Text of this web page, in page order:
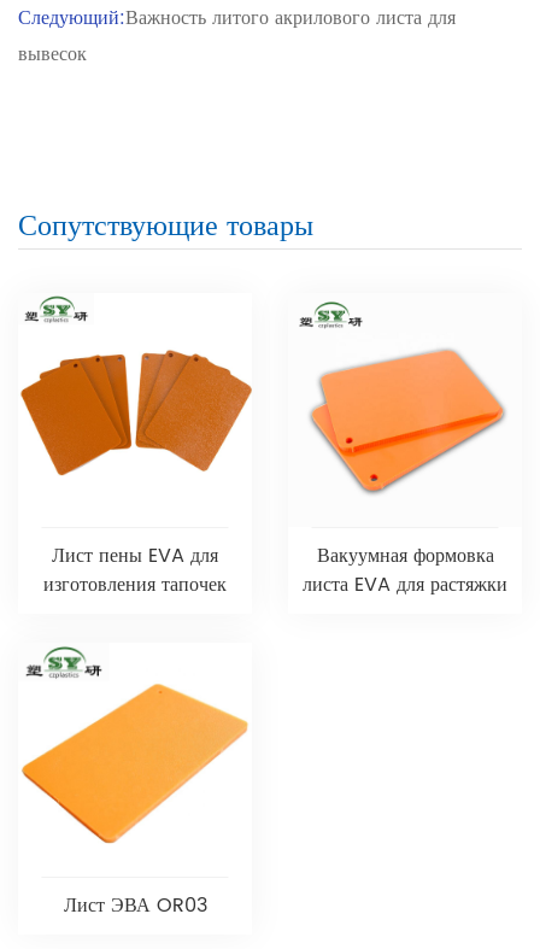
Следующий:Важность литого акрилового листа для
вывесок
Сопутствующие товары
Лист пены EVA для
изготовления тапочек
Вакуумная формовка
листа EVA для растяжки
Лист ЭВА OR03